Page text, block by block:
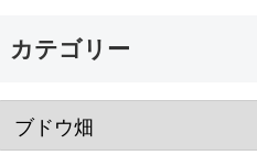
カテゴリー